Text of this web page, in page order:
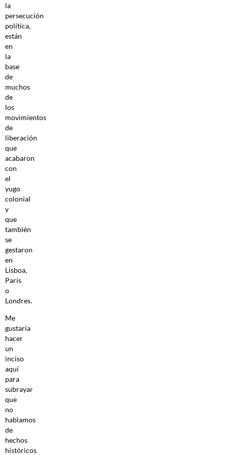
la
persecución
política,
están
en
la
base
de
muchos
de
los
movimientos
de
liberación
que
acabaron
con
el
yugo
colonial
y
que
también
se
gestaron
en
Lisboa,
París
o
Londres.
Me
gustaría
hacer
un
inciso
aquí
para
subrayar
que
no
hablamos
de
hechos
históricos